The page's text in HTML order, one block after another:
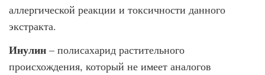
аллергической реакции и токсичности данного
экстракта.
Инулин – полисахарид растительного
происхождения, который не имеет аналогов